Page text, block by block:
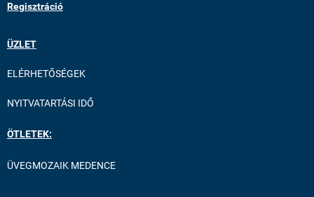
Regisztráció
ÜZLET
ELÉRHETŐSÉGEK
NYITVATARTÁSI IDŐ
ÖTLETEK:
ÜVEGMOZAIK MEDENCE